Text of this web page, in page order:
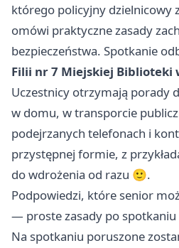
którego policyjny dzielnicowy
omówi praktyczne zasady
bezpieczeństwa. Spotkanie
Filii nr 7 Miejskiej Biblioteki
Uczestnicy otrzymają porady
w domu, w transporcie
podejrzanych telefonach i
przystępnej formie, z
do wdrożenia od razu 🙂.
Podpowiedzi, które senior
— proste zasady po spotkaniu
Na spotkaniu poruszone